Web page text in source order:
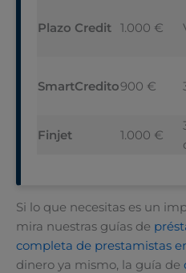
Plazo Credit 1.000 €
SmartCredito900 €
Finjet 1.000 €
Si lo que necesitas es un
mira nuestras guías de
completa de prestamistas
dinero ya mismo, la guía de